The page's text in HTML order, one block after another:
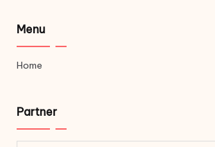
Menu
Home
Partner